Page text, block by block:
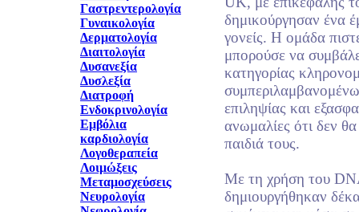
Γαστρεντερολογία
Γυναικολογία
Δερματολογία
Διαιτολογία
Δυσανεξία
Δυσλεξία
Διατροφή
Ενδοκρινολογία
Εμβόλια
καρδιολογία
Λογοθεραπεία
Λοιμώξεις
Μεταμοσχεύσεις
Νευρολογία
δημικούργησαν ένα
γονείς. Η ομάδα
μπορούσε να
κατηγορίας
επιληψίας και
ανωμαλίες ότι δεν
παιδιά τους.
Με τη χρήση του
δημιουργήθηκαν